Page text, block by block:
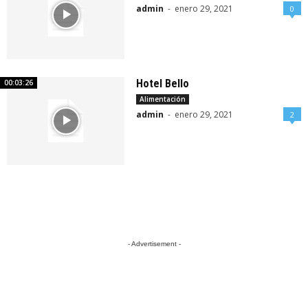
admin - enero 29, 2021 0
00:03:26 Hotel Bello
Alimentación
admin - enero 29, 2021 2
- Advertisement -